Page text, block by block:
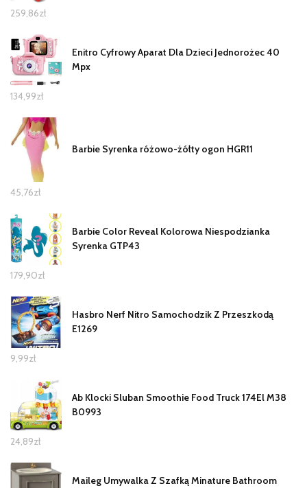
259,86zł
Enitro Cyfrowy Aparat Dla Dzieci Jednorożec 40
Mpx
134,99zł
Barbie Syrenka różowo-żółty ogon HGR11
45,76zł
Barbie Color Reveal Kolorowa Niespodzianka
Syrenka GTP43
179,90zł
Hasbro Nerf Nitro Samochodzik Z Przeszkodą
E1269
9,99zł
Ab Klocki Sluban Smoothie Food Truck 174El M38
B0993
24,89zł
Maileg Umywalka Z Szafką Minature Bathroom